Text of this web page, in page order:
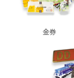
金券